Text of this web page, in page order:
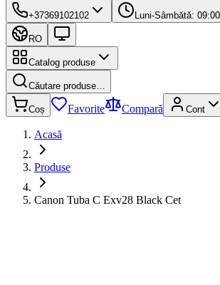
+37369102102 Luni-Sâmbătă:
RO
Catalog produse
Căutare produse…
Coș Favorite Compară Cont
Acasă
Produse
Canon Tuba C Exv28 Black Cet